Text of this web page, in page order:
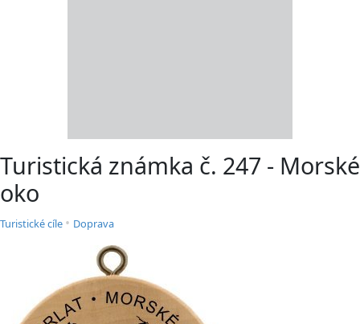
Turistická známka č. 247 - Morské
oko
Turistické cíle • Doprava